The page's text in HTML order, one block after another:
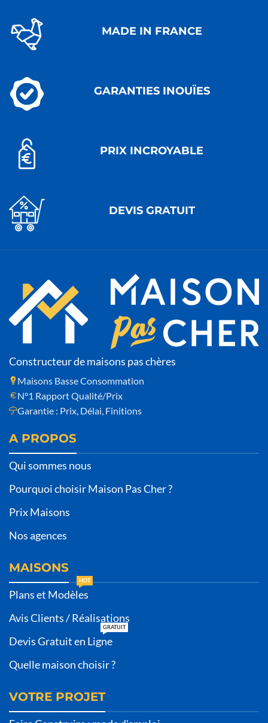
MADE IN FRANCE
GARANTIES INOUÏES
PRIX INCROYABLE
DEVIS GRATUIT
Constructeur de maisons pas chères
Maisons Basse Consommation
N°1 Rapport Qualité/Prix
Garantie : Prix, Délai, Finitions
A PROPOS
Qui sommes nous
Pourquoi choisir Maison Pas Cher ?
Prix Maisons
Nos agences
MAISONS
Plans et Modèles
HOT
Avis Clients / Réalisations
Devis Gratuit en Ligne
GRATUIT
Quelle maison choisir ?
VOTRE PROJET